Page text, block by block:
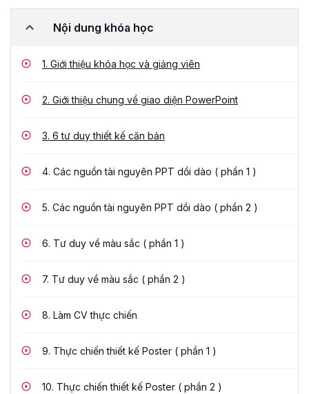
Nội dung khóa học
1. Giới thiệu khóa học và giảng viên
2. Giới thiệu chung về giao diện PowerPoint
3. 6 tư duy thiết kế căn bản
4. Các nguồn tài nguyên PPT dồi dào ( phần 1 )
5. Các nguồn tài nguyên PPT dồi dào ( phần 2 )
6. Tư duy về màu sắc ( phần 1 )
7. Tư duy về màu sắc ( phần 2 )
8. Làm CV thực chiến
9. Thực chiến thiết kế Poster ( phần 1 )
10. Thực chiến thiết kế Poster ( phần 2 )